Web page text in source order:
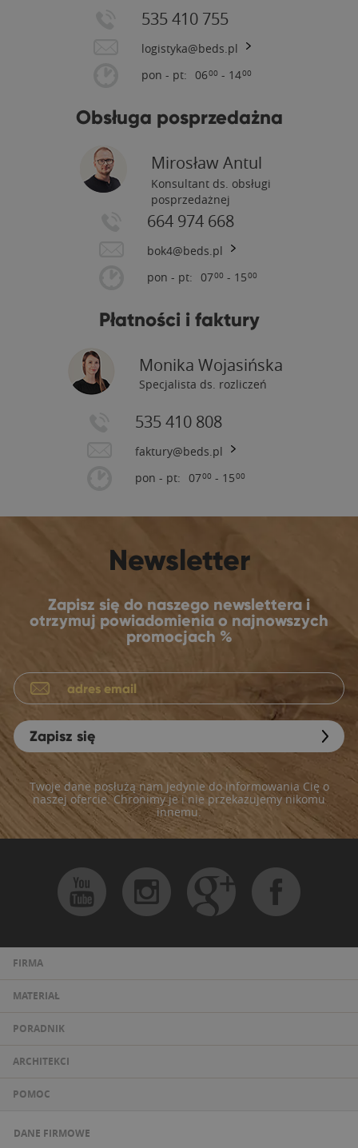
535 410 755
logistyka@beds.pl
pon - pt: 0600 - 1400
Obsługa posprzedażna
Mirosław Antul
Konsultant ds. obsługi
posprzedażnej
664 974 668
bok4@beds.pl
pon - pt: 0700 - 1500
Płatności i faktury
Monika Wojasińska
Specjalista ds. rozliczeń
535 410 808
faktury@beds.pl
pon - pt: 0700 - 1500
Newsletter
Zapisz się do naszego newslettera i
otrzymuj powiadomienia o najnowszych
promocjach %
Zapisz się
Twoje dane posłużą nam jedynie do informowania Cię o
naszej ofercie. Chronimy je i nie przekazujemy nikomu
innemu.
FIRMA
MATERIAŁ
PORADNIK
ARCHITEKCI
POMOC
DANE FIRMOWE